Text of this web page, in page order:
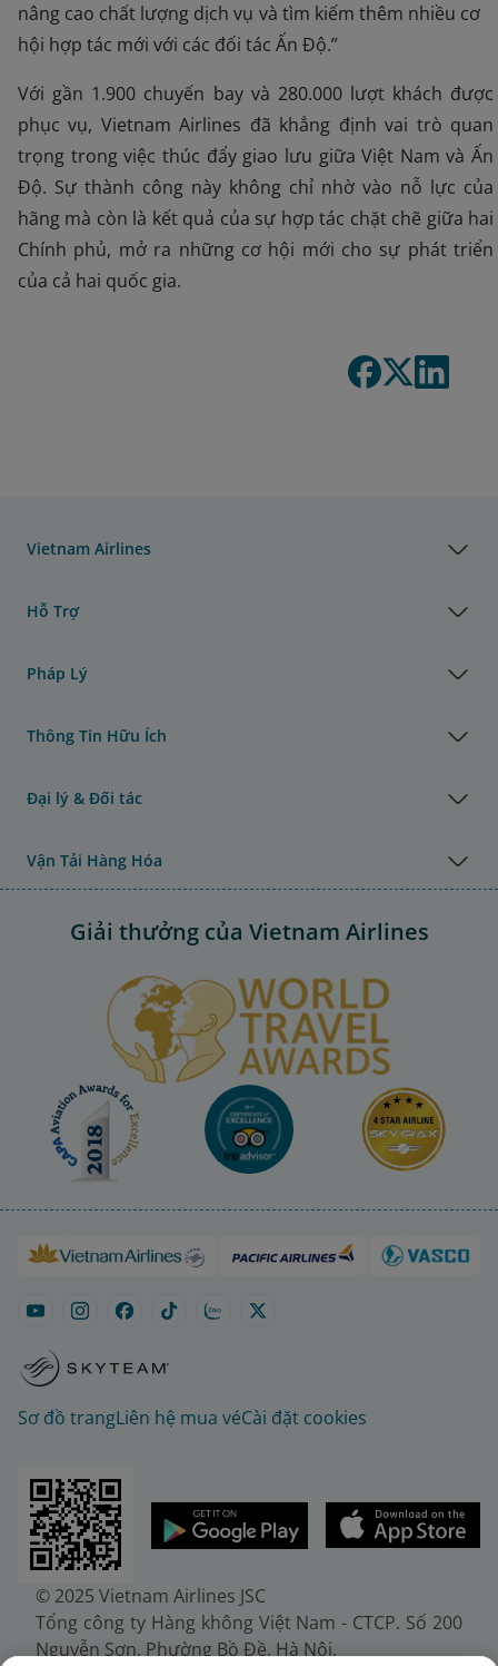
nâng cao chất lượng dịch vụ và tìm kiếm thêm nhiều cơ
hội hợp tác mới với các đối tác Ấn Độ.”
Với gần 1.900 chuyến bay và 280.000 lượt khách được
phục vụ, Vietnam Airlines đã khẳng định vai trò quan
trọng trong việc thúc đẩy giao lưu giữa Việt Nam và Ấn
Độ. Sự thành công này không chỉ nhờ vào nỗ lực của
hãng mà còn là kết quả của sự hợp tác chặt chẽ giữa hai
Chính phủ, mở ra những cơ hội mới cho sự phát triển
của cả hai quốc gia.
Vietnam Airlines
Hỗ Trợ
Pháp Lý
Thông Tin Hữu Ích
Đại lý & Đối tác
Vận Tải Hàng Hóa
Giải thưởng của Vietnam Airlines
Sơ đồ trangLiên hệ mua véCài đặt cookies
© 2025 Vietnam Airlines JSC
Tổng công ty Hàng không Việt Nam - CTCP. Số 200
Nguyễn Sơn, Phường Bồ Đề, Hà Nội.